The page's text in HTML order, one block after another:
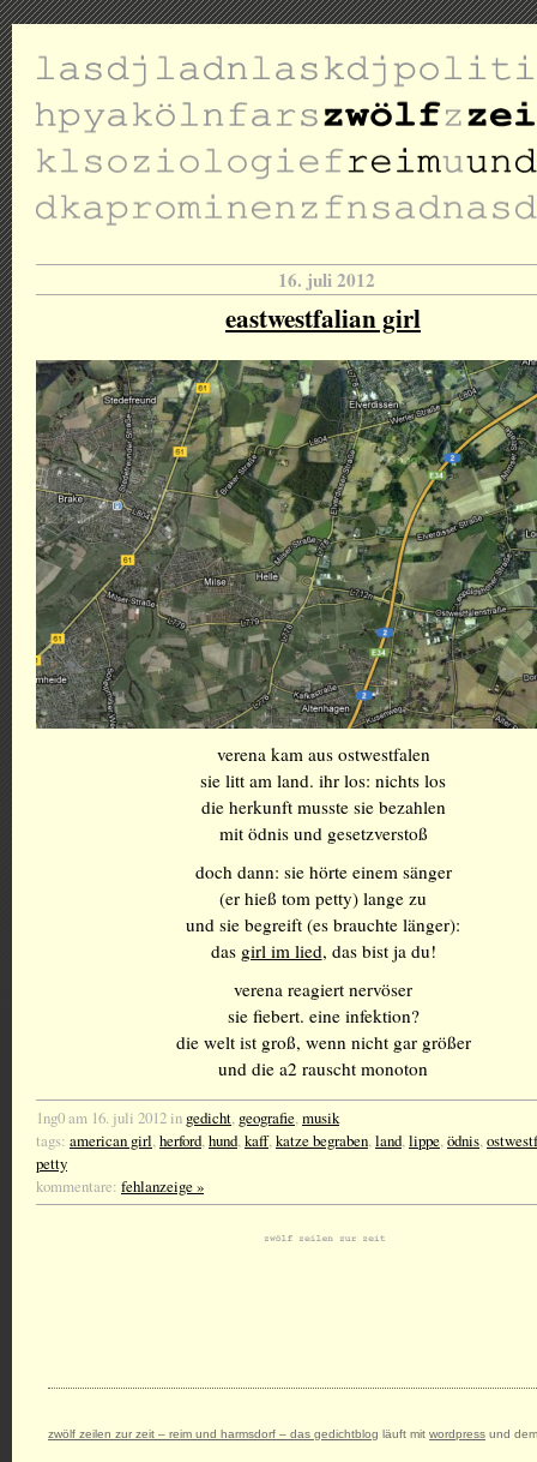
16. juli 2012
eastwestfalian girl
verena kam aus ostwestfalen
sie litt am land. ihr los: nichts los
die herkunft musste sie bezahlen
mit ödnis und gesetzverstoß
doch dann: sie hörte einem sänger
(er hieß tom petty) lange zu
und sie begreift (es brauchte länger):
das girl im lied, das bist ja du!
verena reagiert nervöser
sie fiebert. eine infektion?
die welt ist groß, wenn nicht gar größer
und die a2 rauscht monoton
1ng0 am 16. juli 2012 in gedicht, geografie,musik
tags: american girl,herford,hund,kaff,katze begraben,land,lippe,ödnis,
petty
kommentare: fehlanzeige »
zwölf zeilen zur zeit – reim und harmsdorf – das gedichtblog läuft mit wordpress und